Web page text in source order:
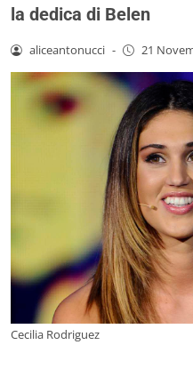
la dedica di Belen
aliceantonucci - 21
Cecilia Rodriguez